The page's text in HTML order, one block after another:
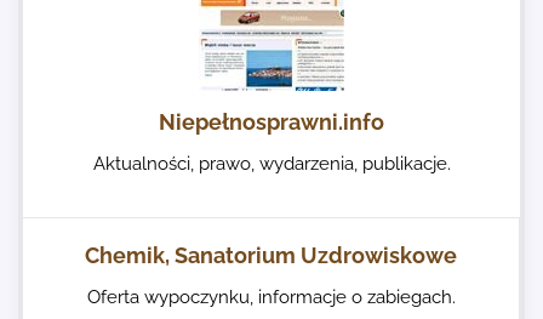
Niepełnosprawni.info
Aktualności, prawo, wydarzenia, publikacje.
Chemik, Sanatorium Uzdrowiskowe
Oferta wypoczynku, informacje o zabiegach.